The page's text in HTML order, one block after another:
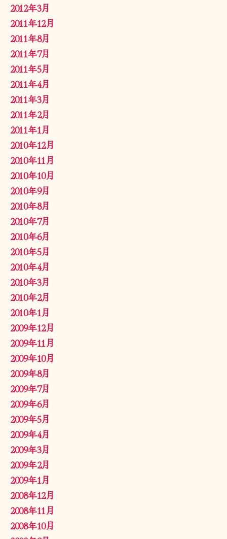
2012年3月
2011年12月
2011年8月
2011年7月
2011年5月
2011年4月
2011年3月
2011年2月
2011年1月
2010年12月
2010年11月
2010年10月
2010年9月
2010年8月
2010年7月
2010年6月
2010年5月
2010年4月
2010年3月
2010年2月
2010年1月
2009年12月
2009年11月
2009年10月
2009年8月
2009年7月
2009年6月
2009年5月
2009年4月
2009年3月
2009年2月
2009年1月
2008年12月
2008年11月
2008年10月